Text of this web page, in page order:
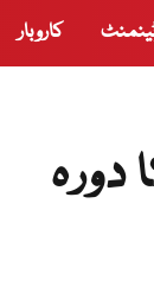
کاروبار
دورہ